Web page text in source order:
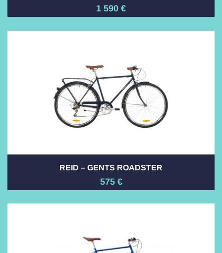
1 590 €
REID – GENTS ROADSTER
575 €